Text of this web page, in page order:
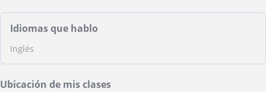
Idiomas que hablo
Inglés
Ubicación de mis clases